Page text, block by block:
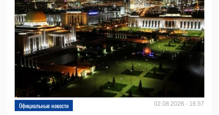
Официальные новости 02.08.2026 - 16:57